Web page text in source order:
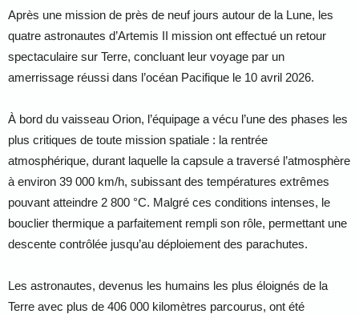
Après une mission de près de neuf jours autour de la Lune, les
quatre astronautes d’Artemis II mission ont effectué un retour
spectaculaire sur Terre, concluant leur voyage par un
amerrissage réussi dans l’océan Pacifique le 10 avril 2026.
À bord du vaisseau Orion, l’équipage a vécu l’une des phases les
plus critiques de toute mission spatiale : la rentrée
atmosphérique, durant laquelle la capsule a traversé l’atmosphère
à environ 39 000 km/h, subissant des températures extrêmes
pouvant atteindre 2 800 °C. Malgré ces conditions intenses, le
bouclier thermique a parfaitement rempli son rôle, permettant une
descente contrôlée jusqu’au déploiement des parachutes.
Les astronautes, devenus les humains les plus éloignés de la
Terre avec plus de 406 000 kilomètres parcourus, ont été